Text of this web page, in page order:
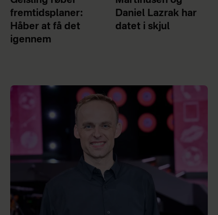
fremtidsplaner:
Håber at få det
igennem
Daniel Lazrak har
datet i skjul